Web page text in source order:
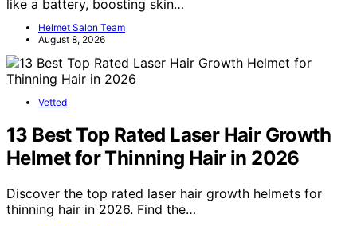
like a battery, boosting skin…
Helmet Salon Team
August 8, 2026
Vetted
13 Best Top Rated Laser Hair Growth
Helmet for Thinning Hair in 2026
Discover the top rated laser hair growth helmets for
thinning hair in 2026. Find the…